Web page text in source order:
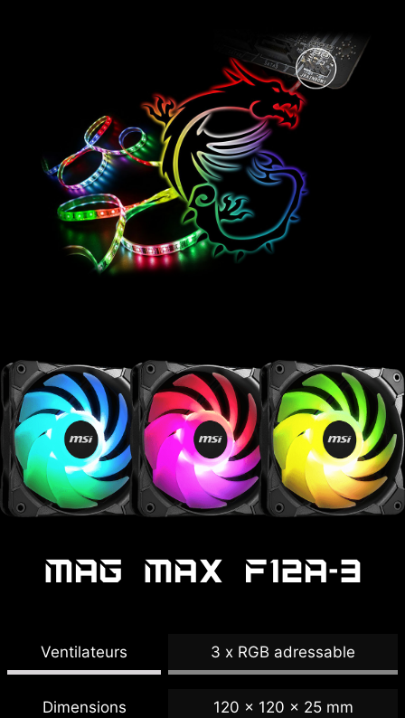
MAG MAX F12A-3
Ventilateurs 3 x RGB adressable
Dimensions 120 x 120 x 25 mm